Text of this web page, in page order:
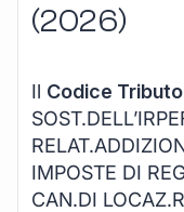
(2026)
Il Codice
IMPOSTE DI
CAN.DI